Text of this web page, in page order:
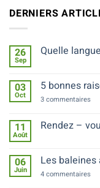
DERNIERS
26
Sep
Quelle
sur
Quelle
langue
parle-
on
au
03
Oct
5 bonnes
3 commentairessur
de
11
Août
Rendez –
sur
Rendez
–
vous
06
Juin
Les baleines
4 commentairessur